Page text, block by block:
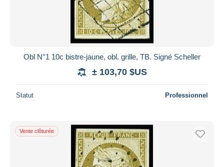
Obl N°1 10c bistre-jaune, obl. grille, TB. Signé Scheller
± 103,70 $US
Statut Professionnel
Vente clôturée